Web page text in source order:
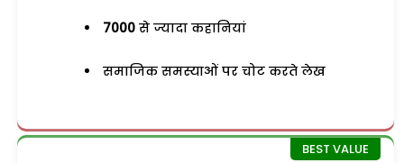
7000 से ज्यादा कहानियां
समाजिक समस्याओं पर चोट करते लेख